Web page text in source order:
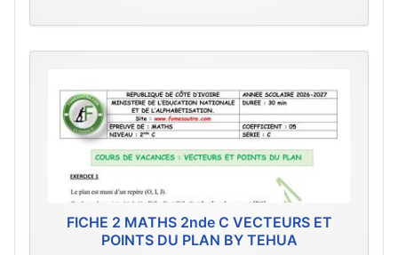
FICHE 2 MATHS 2nde C VECTEURS ET
POINTS DU PLAN BY TEHUA